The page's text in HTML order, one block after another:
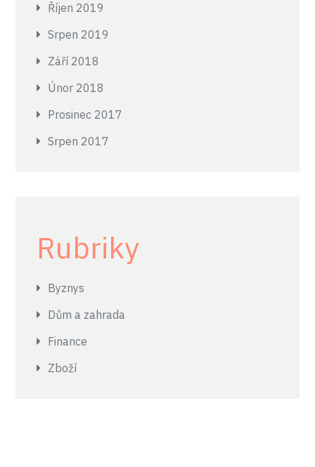
Říjen 2019
Srpen 2019
Září 2018
Únor 2018
Prosinec 2017
Srpen 2017
Rubriky
Byznys
Dům a zahrada
Finance
Zboží